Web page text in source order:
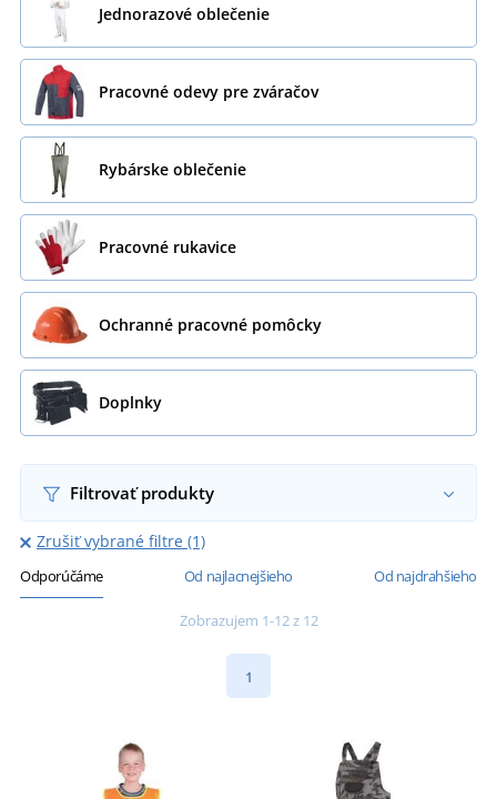
Jednorazové oblečenie
Pracovné odevy pre zváračov
Rybárske oblečenie
Pracovné rukavice
Ochranné pracovné pomôcky
Doplnky
Filtrovať produkty
Zrušiť vybrané filtre (1)
Odporúčáme Od najlacnejšieho Od najdrahšieho
Zobrazujem 1-12 z 12
1